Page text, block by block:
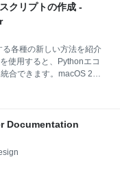
クリプトの作成 -
各種の新しい方法を紹介
使用すると、Pythonエコ
合できます。macOS 27
クリプト作成の効率化、
高速化を推進する方法を
5:02 - fm respond and
with fm 8:52 -
Documentation